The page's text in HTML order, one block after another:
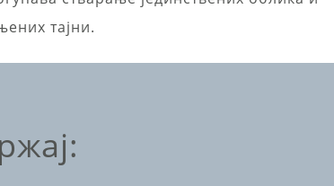
тајни.